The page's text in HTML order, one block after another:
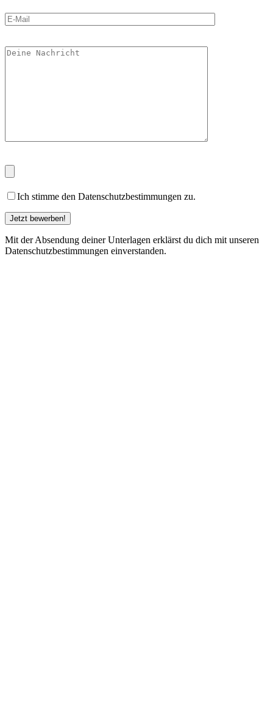
Ich stimme den Datenschutzbestimmungen zu.
Mit der Absendung deiner Unterlagen erklärst du dich mit unseren
Datenschutzbestimmungen einverstanden.